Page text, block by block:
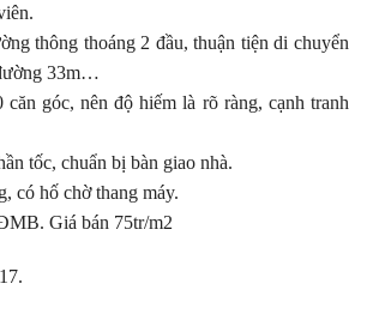
thông thoáng 2 đầu, thuận tiện di chuyển
33m…
góc, nên độ hiếm là rõ ràng, cạnh tranh
tốc, chuẩn bị bàn giao nhà.
có hố chờ thang máy.
Giá bán 75tr/m2